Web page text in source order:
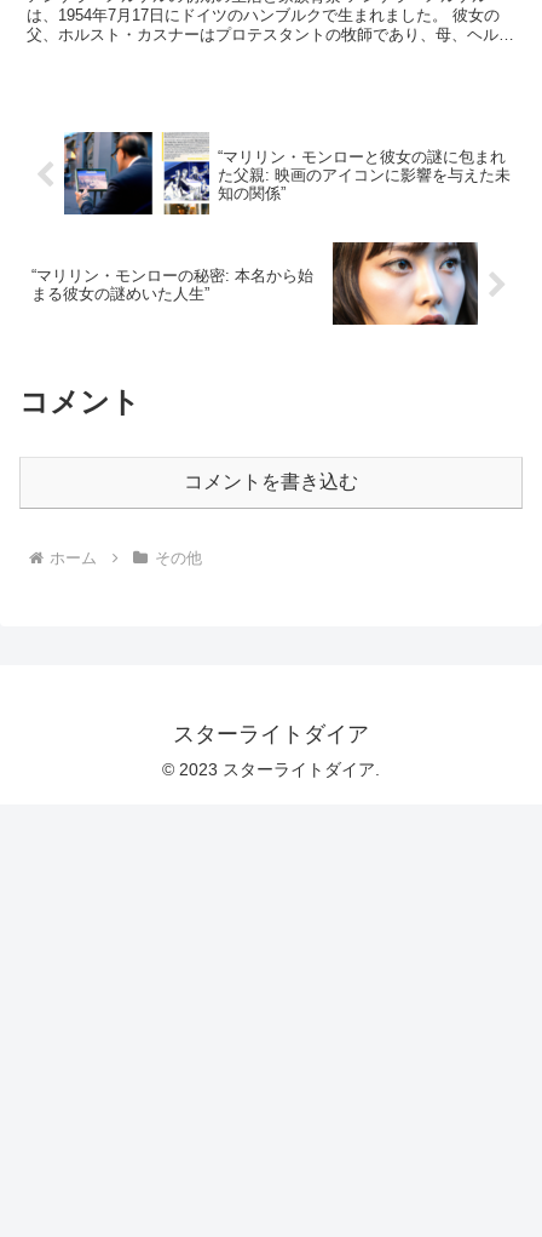
は、1954年7月17日にドイツのハンブルクで生まれました。 彼女の
父、ホルスト・カスナーはプロテスタントの牧師であり、母、ヘルガ
“マリリン・モンローと彼女の謎に包まれ
た父親: 映画のアイコンに影響を与えた未
知の関係”
“マリリン・モンローの秘密: 本名から始
まる彼女の謎めいた人生”
コメント
コメントを書き込む
ホーム その他
スターライトダイア
© 2023 スターライトダイア.